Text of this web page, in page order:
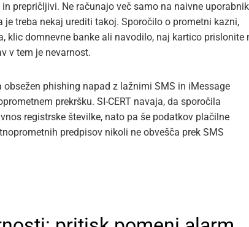
prepričljivi. Ne računajo več samo na naivne
treba nekaj urediti takoj. Sporočilo o prometni kazni,
klic domnevne banke ali navodilo, naj kartico prislonite
v tem je nevarnost.
phishing napad z lažnimi SMS in iMessage
prekršku. SI-CERT navaja, da sporočila
registrske številke, nato pa še podatkov plačilne
predpisov nikoli ne obvešča prek SMS